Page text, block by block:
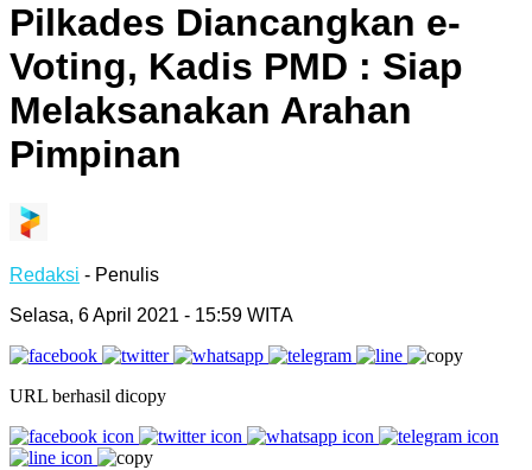
Pilkades Diancangkan e-
Voting, Kadis PMD : Siap
Melaksanakan Arahan
Pimpinan
Redaksi - Penulis
Selasa, 6 April 2021 - 15:59 WITA
URL berhasil dicopy